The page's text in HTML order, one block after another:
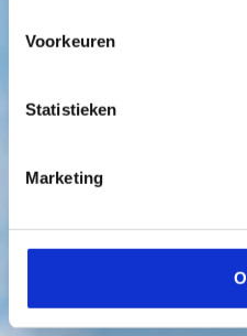
Voorkeuren
Statistieken
Marketing